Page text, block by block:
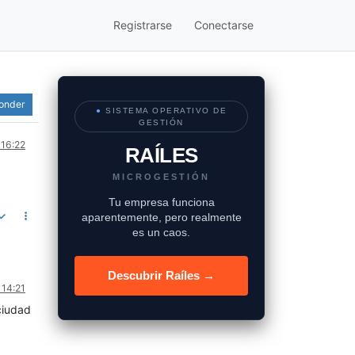
Registrarse Conectarse
●
SISTEMA OPERATIVO DE
GESTIÓN
RAÍLES
MICROGESTIÓN
Tu empresa funciona
aparentemente, pero realmente
es un caos.
Descubrir Raíles →